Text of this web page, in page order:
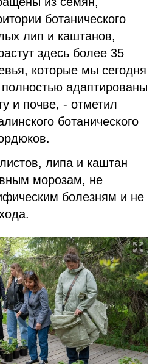
ботанического
лип и каштанов,
здесь более 35
которые мы сегодня
адаптированы
и почве, - отметил
ботанического
липа и каштан
морозам, не
болезням и не